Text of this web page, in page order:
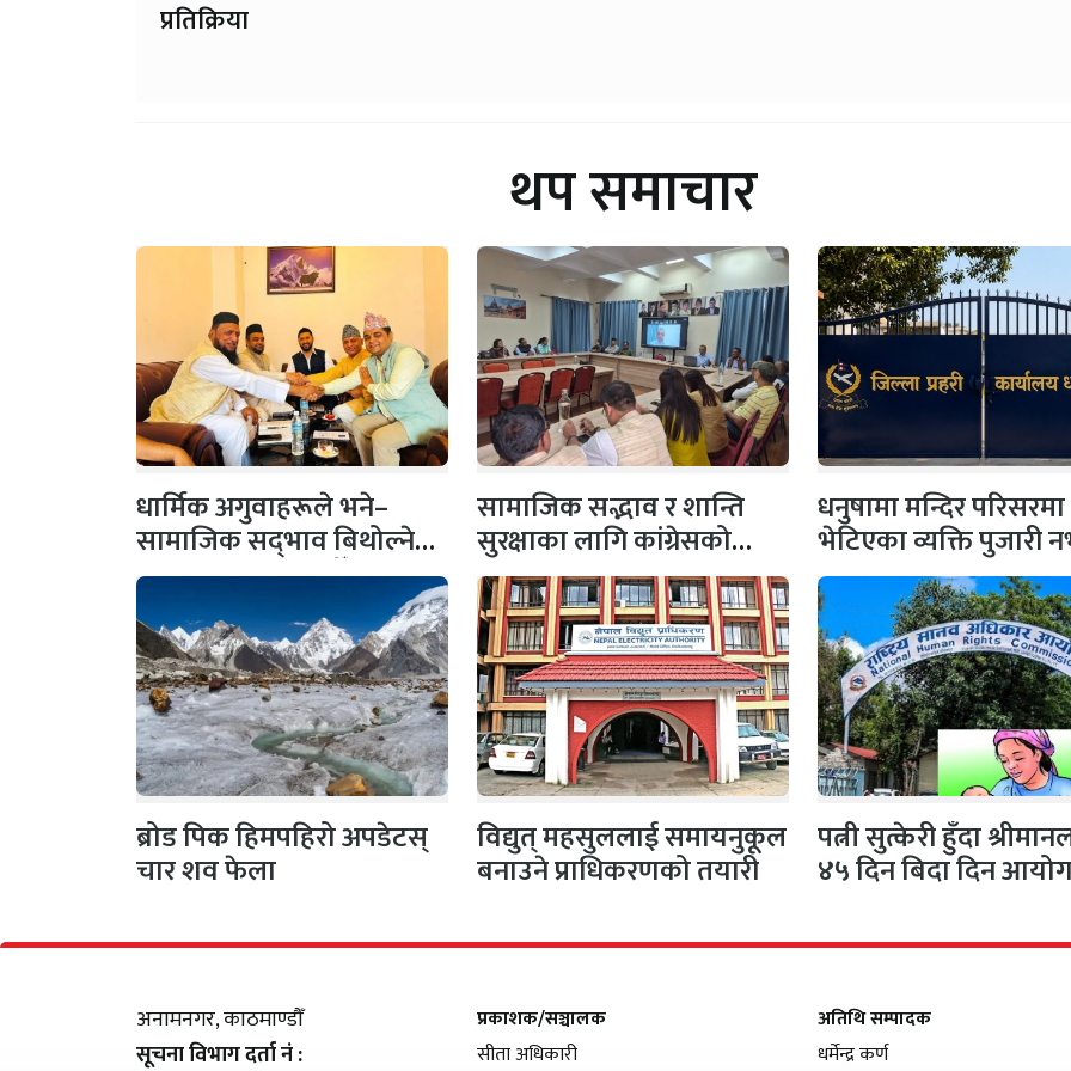
प्रतिक्रिया
थप समाचार
धार्मिक अगुवाहरूले भने–
सामाजिक सद्‌भाव बिथोल्ने
कार्यमा संलग्न नहोऔँ
सामाजिक सद्भाव र शान्ति
सुरक्षाका लागि कांग्रेसको
पहल, सभापति गगन…
धनुषामा मन्दिर
भेटिएका व्यक्ति पुजारी
प्रहरीको स्पष्टिकरण
ब्रोड पिक हिमपहिरो अपडेटस्
चार शव फेला
विद्युत् महसुललाई समायनुकूल
बनाउने प्राधिकरणको तयारी
पत्नी सुत्केरी हुँदा
४५ दिन बिदा दिन
अनामनगर, काठमाण्डौँ
सूचना विभाग दर्ता नं :
प्रकाशक/सञ्चालक
सीता अधिकारी
अतिथि सम्पादक
धर्मेन्द्र कर्ण